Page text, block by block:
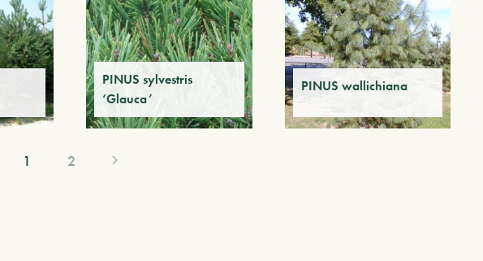
PINUS sylvestris
‘Glauca’
PINUS wallichiana
1 2